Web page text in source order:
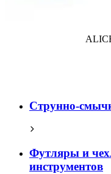
Струнно-
Футляры и
инструментов